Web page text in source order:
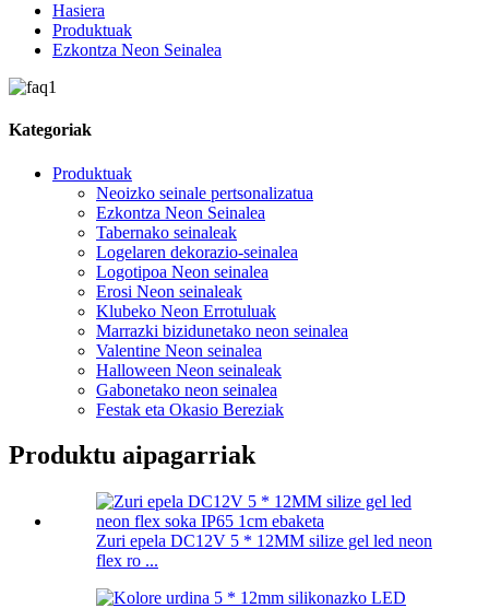
Hasiera
Produktuak
Ezkontza Neon Seinalea
Kategoriak
Produktuak
Neoizko seinale pertsonalizatua
Ezkontza Neon Seinalea
Tabernako seinaleak
Logelaren dekorazio-seinalea
Logotipoa Neon seinalea
Erosi Neon seinaleak
Klubeko Neon Errotuluak
Marrazki bizidunetako neon seinalea
Valentine Neon seinalea
Halloween Neon seinaleak
Gabonetako neon seinalea
Festak eta Okasio Bereziak
Produktu aipagarriak
Zuri epela DC12V 5 * 12MM silize gel led neon
flex ro ...